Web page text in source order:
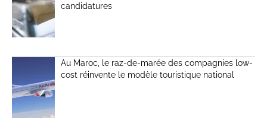
candidatures
Au Maroc, le raz-de-marée des compagnies low-
cost réinvente le modèle touristique national